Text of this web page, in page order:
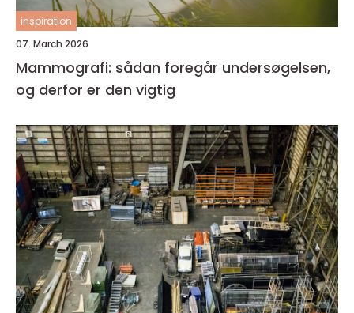
inspiration
07. March 2026
Mammografi: sådan foregår undersøgelsen,
og derfor er den vigtig